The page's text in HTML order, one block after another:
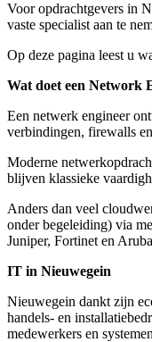
Voor opdrachtgevers in
vaste specialist aan te
Op deze pagina leest u
Wat doet een Network
Een netwerk engineer
verbindingen, firewalls
Moderne
blijven klassieke
Anders dan veel
onder begeleiding) via
Juniper, Fortinet en
IT in Nieuwegein
Nieuwegein dankt zijn
handels- en
medewerkers en